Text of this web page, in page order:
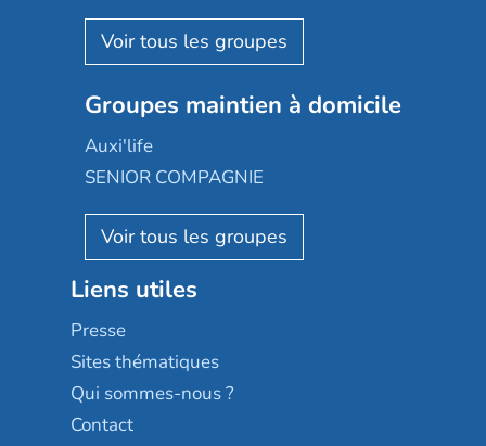
Aquarelia
Nexity edenea
Les jardins d'Arcadie
Occitalia
Appartseniors
Reseda
Stella management
Les villages d'or
Sérénys
Résidences services Villa Médicis
Korian
Emera
Groupe SOS
Le Noble Âge
Almage
Résidalya
Groupe aplus
Groupes maintien à domicile
Auxi'life
SENIOR COMPAGNIE
AGE D'OR Services
Liens utiles
Presse
Sites thématiques
Qui sommes-nous ?
Contact